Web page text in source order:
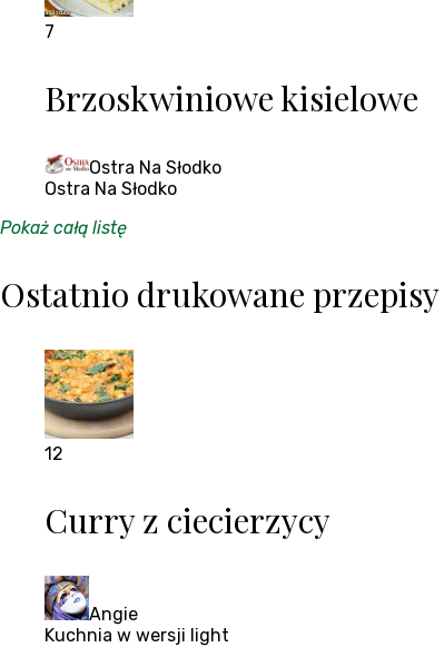
7
Brzoskwiniowe kisielowe
Ostra Na Słodko
Ostra Na Słodko
Pokaż całą listę
Ostatnio drukowane przepisy
12
Curry z ciecierzycy
Angie
Kuchnia w wersji light